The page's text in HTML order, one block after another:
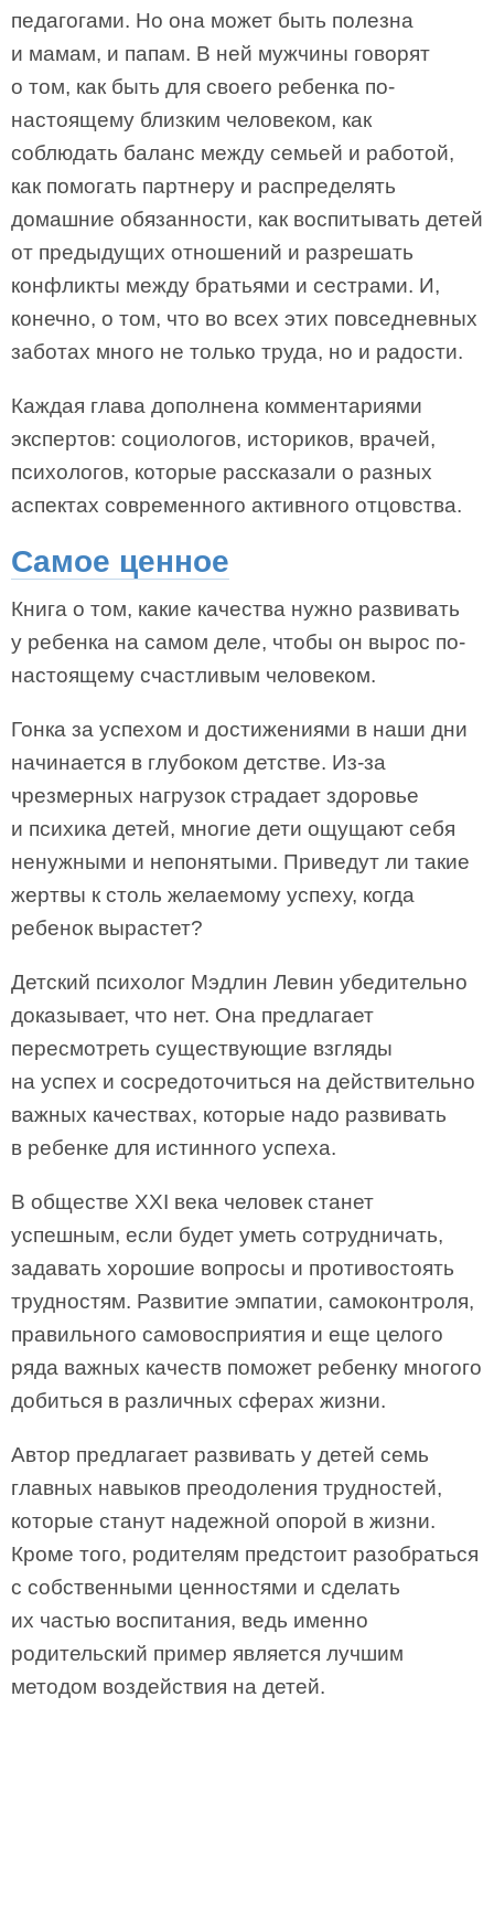
педагогами. Но она может быть полезна
и мамам, и папам. В ней мужчины говорят
о том, как быть для своего ребенка по-
настоящему близким человеком, как
соблюдать баланс между семьей и работой,
как помогать партнеру и распределять
домашние обязанности, как воспитывать детей
от предыдущих отношений и разрешать
конфликты между братьями и сестрами. И,
конечно, о том, что во всех этих повседневных
заботах много не только труда, но и радости.
Каждая глава дополнена комментариями
экспертов: социологов, историков, врачей,
психологов, которые рассказали о разных
аспектах современного активного отцовства.
Самое ценное
Книга о том, какие качества нужно развивать
у ребенка на самом деле, чтобы он вырос по-
настоящему счастливым человеком.
Гонка за успехом и достижениями в наши дни
начинается в глубоком детстве. Из-за
чрезмерных нагрузок страдает здоровье
и психика детей, многие дети ощущают себя
ненужными и непонятыми. Приведут ли такие
жертвы к столь желаемому успеху, когда
ребенок вырастет?
Детский психолог Мэдлин Левин убедительно
доказывает, что нет. Она предлагает
пересмотреть существующие взгляды
на успех и сосредоточиться на действительно
важных качествах, которые надо развивать
в ребенке для истинного успеха.
В обществе XXI века человек станет
успешным, если будет уметь сотрудничать,
задавать хорошие вопросы и противостоять
трудностям. Развитие эмпатии, самоконтроля,
правильного самовосприятия и еще целого
ряда важных качеств поможет ребенку многого
добиться в различных сферах жизни.
Автор предлагает развивать у детей семь
главных навыков преодоления трудностей,
которые станут надежной опорой в жизни.
Кроме того, родителям предстоит разобраться
с собственными ценностями и сделать
их частью воспитания, ведь именно
родительский пример является лучшим
методом воздействия на детей.